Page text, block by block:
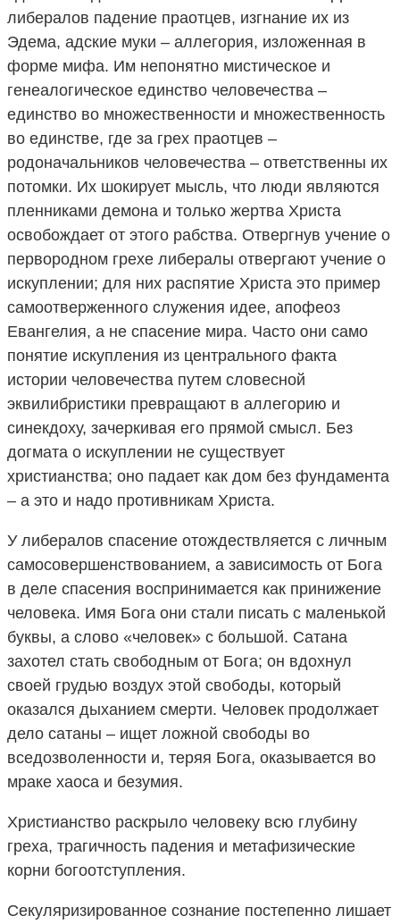
либералов падение праотцев, изгнание их из
Эдема, адские муки – аллегория, изложенная в
форме мифа. Им непонятно мистическое и
генеалогическое единство человечества –
единство во множественности и множественность
во единстве, где за грех праотцев –
родоначальников человечества – ответственны их
потомки. Их шокирует мысль, что люди являются
пленниками демона и только жертва Христа
освобождает от этого рабства. Отвергнув учение о
первородном грехе либералы отвергают учение о
искуплении; для них распятие Христа это пример
самоотверженного служения идее, апофеоз
Евангелия, а не спасение мира. Часто они само
понятие искупления из центрального факта
истории человечества путем словесной
эквилибристики превращают в аллегорию и
синекдоху, зачеркивая его прямой смысл. Без
догмата о искуплении не существует
христианства; оно падает как дом без фундамента
– а это и надо противникам Христа.
У либералов спасение отождествляется с личным
самосовершенствованием, а зависимость от Бога
в деле спасения воспринимается как принижение
человека. Имя Бога они стали писать с маленькой
буквы, а слово «человек» с большой. Сатана
захотел стать свободным от Бога; он вдохнул
своей грудью воздух этой свободы, который
оказался дыханием смерти. Человек продолжает
дело сатаны – ищет ложной свободы во
вседозволенности и, теряя Бога, оказывается во
мраке хаоса и безумия.
Христианство раскрыло человеку всю глубину
греха, трагичность падения и метафизические
корни богоотступления.
Секуляризированное сознание постепенно лишает